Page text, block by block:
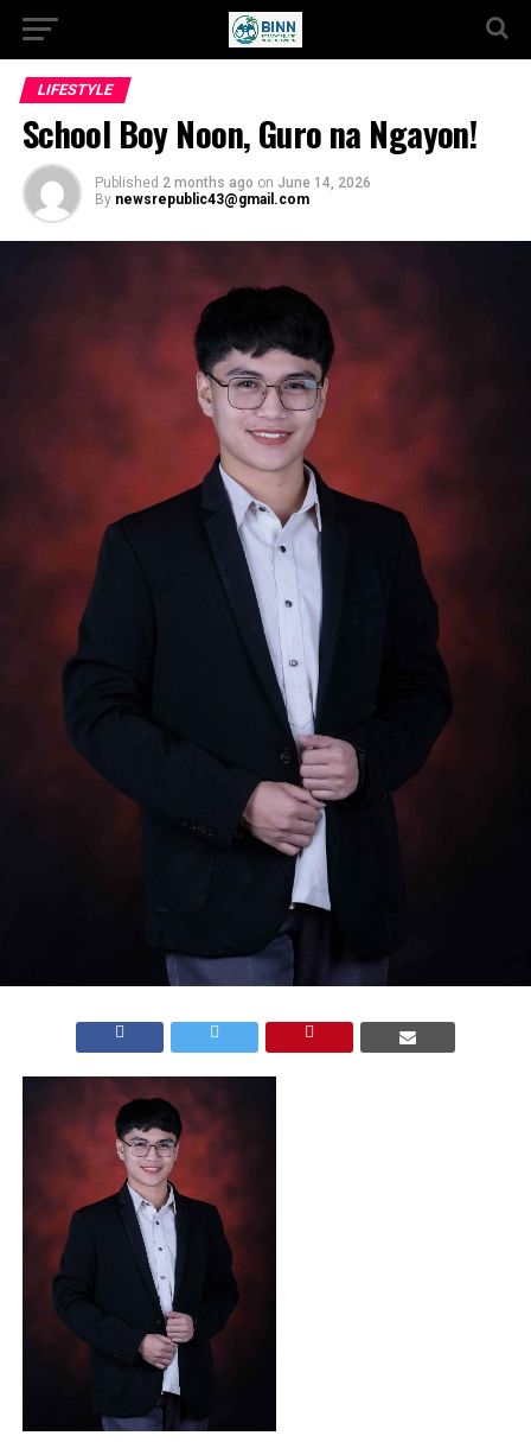
LIFESTYLE
School Boy Noon, Guro na Ngayon!
Published 2 months ago on June 14, 2026
By newsrepublic43@gmail.com